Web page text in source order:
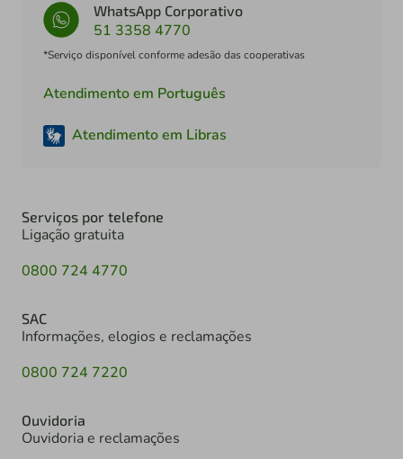
WhatsApp Corporativo
51 3358 4770
*Serviço disponível conforme adesão das cooperativas
Atendimento em Português
Atendimento em Libras
Serviços por telefone
Ligação gratuita
0800 724 4770
SAC
Informações, elogios e reclamações
0800 724 7220
Ouvidoria
Ouvidoria e reclamações